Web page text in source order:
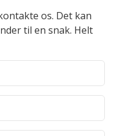
os. Det kan
til en snak. Helt